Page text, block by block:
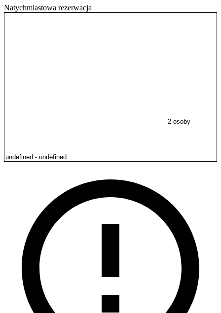
Natychmiastowa rezerwacja
2 osoby